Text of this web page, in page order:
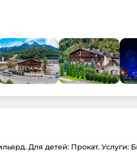
Для детей: Прокат. Услуги: